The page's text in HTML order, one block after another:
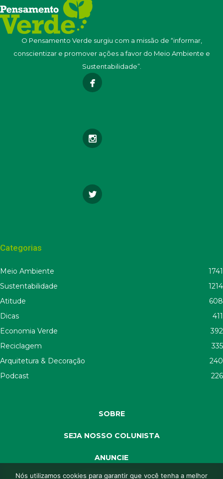
O Pensamento Verde surgiu com a missão de “informar,
conscientizar e promover ações a favor do Meio Ambiente e
Sustentabilidade”.
Categorias
Meio Ambiente
1741
Sustentabilidade
1214
Atitude
608
Dicas
411
Economia Verde
392
Reciclagem
335
Arquitetura & Decoração
240
Podcast
226
SOBRE
SEJA NOSSO COLUNISTA
ANUNCIE
Nós utilizamos cookies para garantir que você tenha a melhor